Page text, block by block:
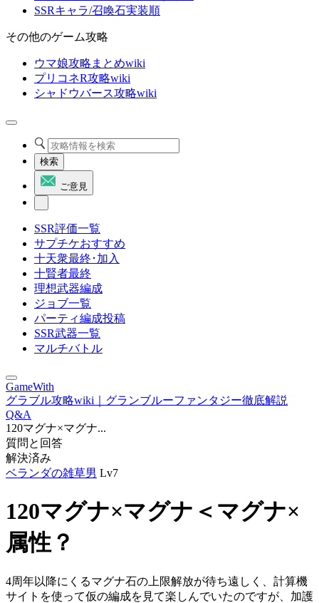
SSRキャラ/召喚石実装順
その他のゲーム攻略
ウマ娘攻略まとめwiki
プリコネR攻略wiki
シャドウバース攻略wiki
検索
ご意見
SSR評価一覧
サプチケおすすめ
十天衆最終･加入
十賢者最終
理想武器編成
ジョブ一覧
パーティ編成投稿
SSR武器一覧
マルチバトル
GameWith
グラブル攻略wiki｜グランブルーファンタジー徹底解説
Q&A
120マグナ×マグナ...
質問と回答
解決済み
ベランダの雑草男 Lv7
120マグナ×マグナ＜マグナ×
属性？
4周年以降にくるマグナ石の上限解放が待ち遠しく、計算機
サイトを使って仮の編成を見て楽しんでいたのですが、加護